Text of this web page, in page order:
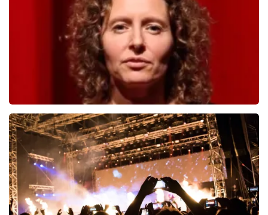
BESTEL NU
Esther van der Voort
690laatste 30 minuten
BESTEL NU